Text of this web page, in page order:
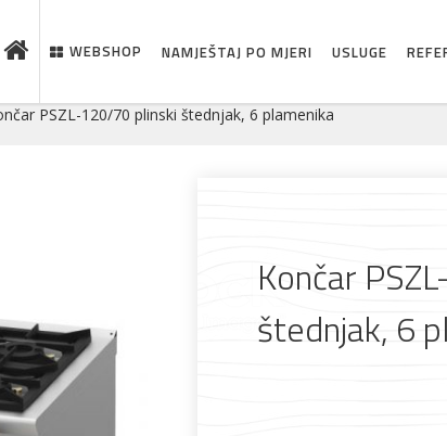
WEBSHOP NAMJEŠTAJ PO MJERI USLUGE
PSZL-120/70 plinski štednjak, 6 plamenika
Končar
štednjak, 6